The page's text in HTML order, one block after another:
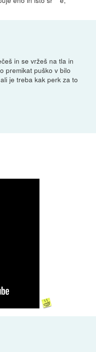
in se vržeš na tla in
premikat puško v bilo
je treba kak perk za to